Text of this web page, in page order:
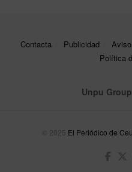
Contacta Publicidad
Política
Unpu
© 2025 El Periódico de